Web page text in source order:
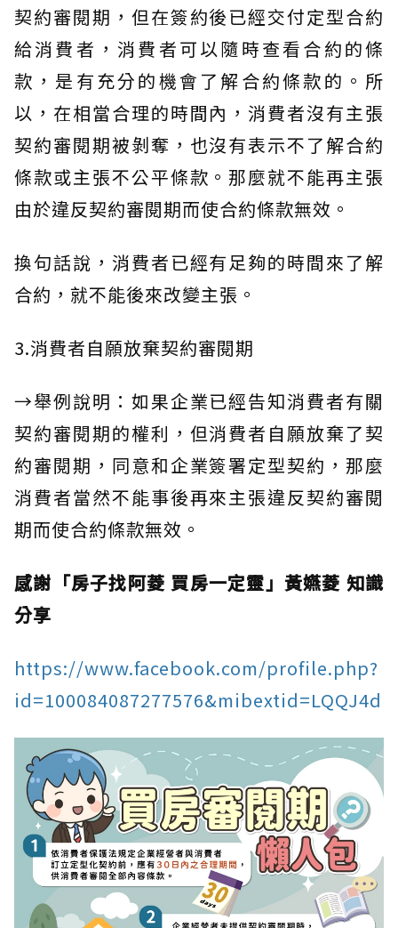
契約審閱期，但在簽約後已經交付定型合約
給消費者，消費者可以隨時查看合約的條
款，是有充分的機會了解合約條款的。所
以，在相當合理的時間內，消費者沒有主張
契約審閱期被剝奪，也沒有表示不了解合約
條款或主張不公平條款。那麼就不能再主張
由於違反契約審閱期而使合約條款無效。
換句話說，消費者已經有足夠的時間來了解
合約，就不能後來改變主張。
3.消費者自願放棄契約審閱期
→舉例說明：如果企業已經告知消費者有關
契約審閱期的權利，但消費者自願放棄了契
約審閱期，同意和企業簽署定型契約，那麼
消費者當然不能事後再來主張違反契約審閱
期而使合約條款無效。
感謝「房子找阿菱 買房一定靈」黃嬿菱 知識
分享
https://www.facebook.com/profile.php?
id=100084087277576&mibextid=LQQJ4d